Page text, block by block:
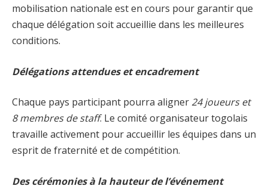
mobilisation nationale est en cours pour garantir que
chaque délégation soit accueillie dans les meilleures
conditions.
Délégations attendues et encadrement
Chaque pays participant pourra aligner 24 joueurs et
8 membres de staff. Le comité organisateur togolais
travaille activement pour accueillir les équipes dans un
esprit de fraternité et de compétition.
Des cérémonies à la hauteur de l’événement